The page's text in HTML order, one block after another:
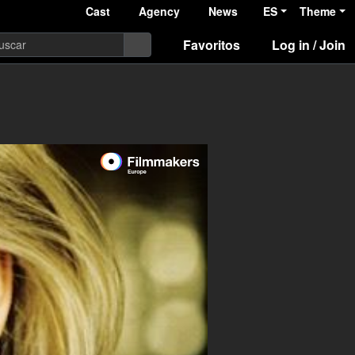
Cast Agency News ES Theme
Favoritos Log in / Join